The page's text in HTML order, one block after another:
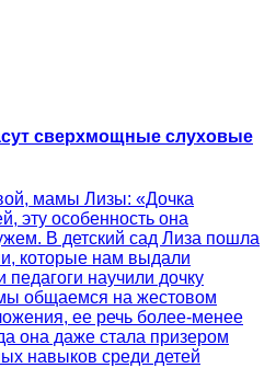
сверхмощные слуховые
мамы Лизы: «Дочка
эту особенность она
В детский сад Лиза пошла
которые нам выдали
педагоги научили дочку
общаемся на жестовом
ее речь более-менее
она даже стала призером
навыков среди детей